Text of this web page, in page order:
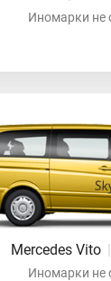
Иномарки не
Mercedes Vito |
Иномарки не